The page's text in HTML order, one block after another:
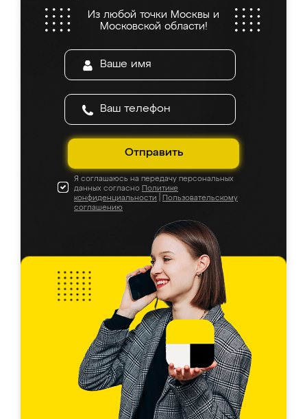
Из любой точки Москвы и
Московской области!
Отправить
Я соглашаюсь на передачу персональных
данных согласно Политике
конфиденциальности
Пользовательскому
соглашению